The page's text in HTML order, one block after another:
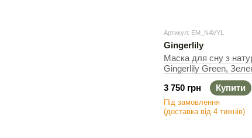
Артикул: EM_NAVYL
Gingerlily
Маска для сну з
Gingerlily Green,
3 750 грн
Купити
Під замовлення
(доставка від 4 тижнів)